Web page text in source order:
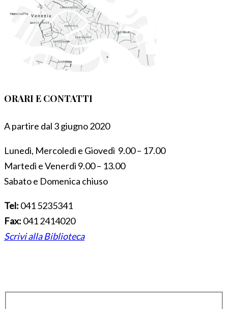
ORARI E CONTATTI
A partire dal 3 giugno 2020
Lunedì, Mercoledì e Giovedì 9.00 – 17.00
Martedì e Venerdì 9.00 – 13.00
Sabato e Domenica chiuso
Tel: 041 5235341
Fax: 041 2414020
Scrivi alla Biblioteca